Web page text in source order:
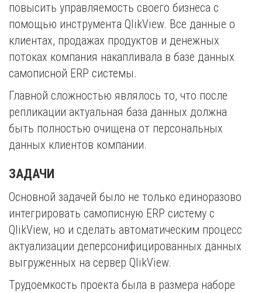
повысить управляемость своего бизнеса с
помощью инструмента QlikView. Все данные о
клиентах, продажах продуктов и денежных
потоках компания накапливала в базе данных
самописной ERP системы.
Главной сложностью являлось то, что после
репликации актуальная база данных должна
быть полностью очищена от персональных
данных клиентов компании.
ЗАДАЧИ
Основной задачей было не только единоразово
интегрировать самописную ERP систему с
QlikView, но и сделать автоматическим процесс
актуализации деперсонифицированных данных
выгруженных на сервер QlikView.
Трудоемкость проекта была в размера наборе